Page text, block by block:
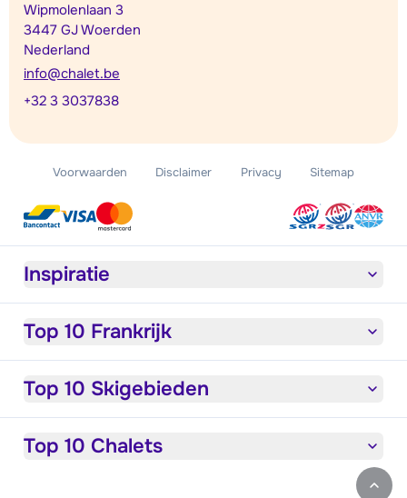
Wipmolenlaan 3
3447 GJ Woerden
Nederland
info@chalet.be
+32 3 3037838
Voorwaarden Disclaimer Privacy Sitemap
Inspiratie
Top 10 Frankrijk
Top 10 Skigebieden
Top 10 Chalets